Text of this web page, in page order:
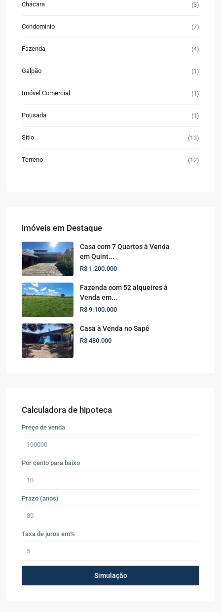
Chácara (3)
Condomínio (7)
Fazenda (4)
Galpão (1)
Imóvel Comercial (1)
Pousada (1)
Sítio (13)
Terreno (12)
Imóveis em Destaque
Casa com 7 Quartos à Venda
em Quint...
R$ 1.200.000
Fazenda com 52 alqueires à
Venda em...
R$ 9.100.000
Casa à Venda no Sapê
R$ 480.000
Calculadora de hipoteca
Preço de venda
Por cento para baixo
Prazo (anos)
Taxa de juros em%
Simulação